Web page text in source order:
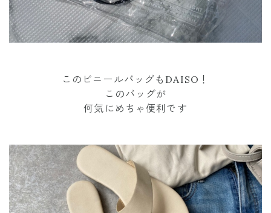
このビニールバッグもDAISO！
このバッグが
何気にめちゃ便利です